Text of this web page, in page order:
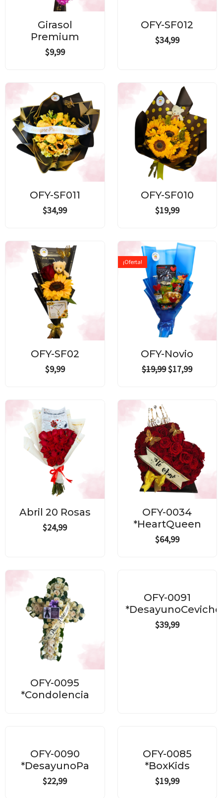
Girasol
Premium
$9,99
OFY-SF012
$34,99
OFY-SF011
$34,99
OFY-SF010
$19,99
OFY-SF02
$9,99
¡Oferta!
OFY-Novio
$19,99
Original
price
was:
$19,99.
$17,99
Current
price
is:
$17,99.
Abril 20 Rosas
$24,99
OFY-0034
*HeartQueen
$64,99
OFY-0095
*Condolencia
OFY-0091
$39,99
OFY-0090
*DesayunoPa
$22,99
OFY-0085
*BoxKids
$19,99